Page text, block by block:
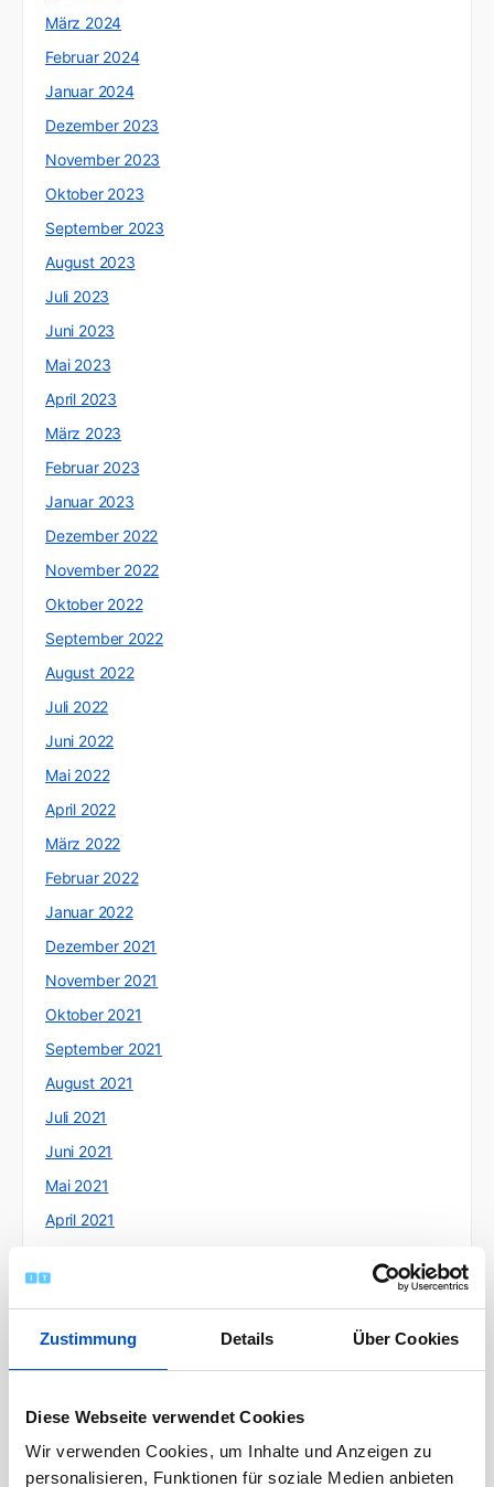
Zustimmung Details Über Cookies
Diese Webseite verwendet Cookies
Wir verwenden Cookies, um Inhalte und Anzeigen zu
personalisieren, Funktionen für soziale Medien anbieten
März 2024
Februar 2024
Januar 2024
Dezember 2023
November 2023
Oktober 2023
September 2023
August 2023
Juli 2023
Juni 2023
Mai 2023
April 2023
März 2023
Februar 2023
Januar 2023
Dezember 2022
November 2022
Oktober 2022
September 2022
August 2022
Juli 2022
Juni 2022
Mai 2022
April 2022
März 2022
Februar 2022
Januar 2022
Dezember 2021
November 2021
Oktober 2021
September 2021
August 2021
Juli 2021
Juni 2021
Mai 2021
April 2021
Februar 2021
Oktober 2020
September 2020